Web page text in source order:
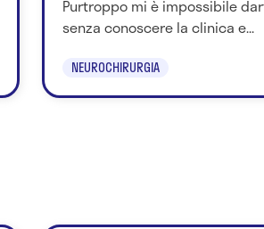
Purtroppo mi è impossibile
senza conoscere la clinica e...
NEUROCHIRURGIA